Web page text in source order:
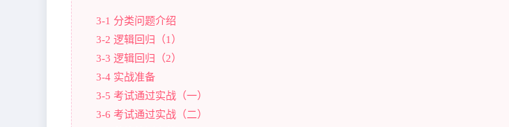
3-1 分类问题介绍
3-2 逻辑回归（1）
3-3 逻辑回归（2）
3-4 实战准备
3-5 考试通过实战（一）
3-6 考试通过实战（二）